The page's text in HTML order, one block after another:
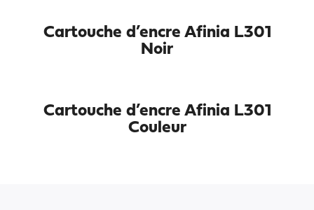
Cartouche d’encre Afinia L301
Noir
Cartouche d’encre Afinia L301
Couleur